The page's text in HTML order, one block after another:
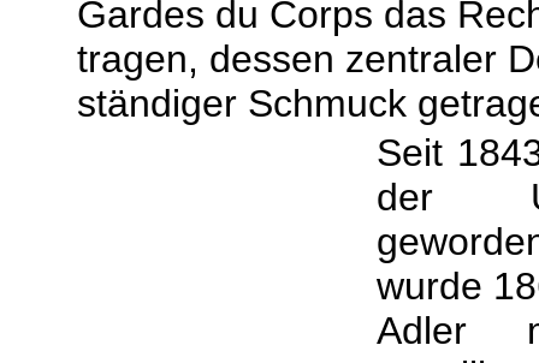
Gardes du Corps das
tragen, dessen zentraler
ständiger Schmuck
Seit
der
wurde
Adler